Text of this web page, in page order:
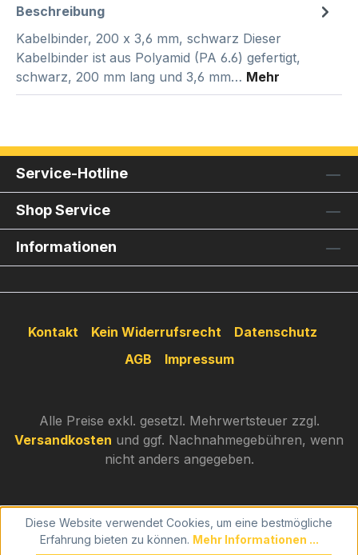
Beschreibung
Kabelbinder, 200 x 3,6 mm, schwarz Dieser
Kabelbinder ist aus Polyamid (PA 6.6) gefertigt,
schwarz, 200 mm lang und 3,6 mm… Mehr
Service-Hotline
Shop Service
Informationen
Kontakt Kein Widerrufsrecht
Datenschutz
AGB
Impressum
Alle Preise exkl. gesetzl. Mehrwertsteuer zzgl.
Versandkosten und ggf. Nachnahmegebühren, wenn
nicht anders angegeben.
Diese Website verwendet Cookies, um eine bestmögliche
Erfahrung bieten zu können. Mehr Informationen ...